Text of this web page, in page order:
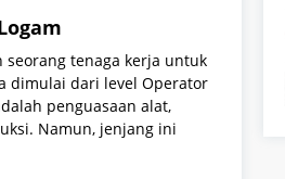
tenaga kerja untuk
dimulai dari level Operator
penguasaan alat,
Namun, jenjang ini